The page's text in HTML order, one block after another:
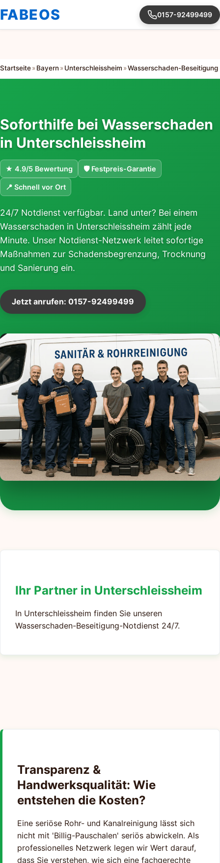
FABEOS 0157-92499499
Startseite» Bayern» Unterschleissheim »Wasserschaden-Beseitigung
Soforthilfe bei Wasserschaden
in Unterschleissheim
★ 4.9/5 Bewertung 🛡 Festpreis-Garantie
📍 Schnell vor Ort
24/7 Notdienst verfügbar. Land unter? Bei einem
Wasserschaden in Unterschleissheim zählt jede
Minute. Unser Notdienst-Netzwerk leitet sofortige
Maßnahmen zur Schadensbegrenzung, Trocknung
und Sanierung ein.
Jetzt anrufen: 0157-92499499
Ihr Partner in Unterschleissheim
In Unterschleissheim finden Sie unseren
Wasserschaden-Beseitigung-Notdienst 24/7.
Transparenz &
Handwerksqualität: Wie
entstehen die Kosten?
Eine seriöse Rohr- und Kanalreinigung lässt sich
nicht mit 'Billig-Pauschalen' seriös abwickeln. Als
professionelles Netzwerk legen wir Wert darauf,
dass Sie verstehen, wie sich eine fachgerechte